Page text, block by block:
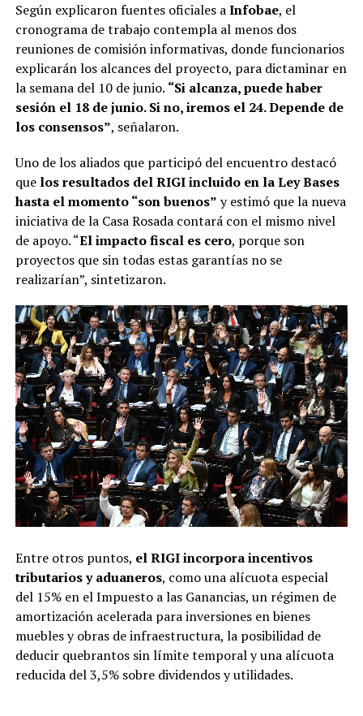
Según explicaron fuentes oficiales aInfobae, el
cronograma de trabajo contempla al menos dos
reuniones de comisión informativas, donde funcionarios
explicarán los alcances del proyecto, para dictaminar en
la semana del 10 de junio. “Si alcanza, puede haber
sesión el 18 de junio. Si no, iremos el 24. Depende de
los consensos”, señalaron.
Uno de los aliados que participó del encuentro destacó
que los resultados del RIGI incluido en la Ley Bases
hasta el momento “son buenos” y estimó que la nueva
iniciativa de la Casa Rosada contará con el mismo nivel
de apoyo. “El impacto fiscal es cero, porque son
proyectos que sin todas estas garantías no se
realizarían”, sintetizaron.
Entre otros puntos, el RIGI incorpora incentivos
tributarios y aduaneros, como una alícuota especial
del 15% en el Impuesto a las Ganancias, un régimen de
amortización acelerada para inversiones en bienes
muebles y obras de infraestructura, la posibilidad de
deducir quebrantos sin límite temporal y una alícuota
reducida del 3,5% sobre dividendos y utilidades.